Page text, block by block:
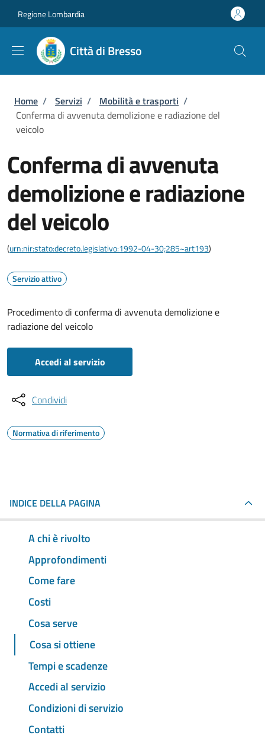
Regione Lombardia
Città di Bresso
Briciole di pane
Home / Servizi / Mobilità e trasporti /
Conferma di avvenuta demolizione e radiazione del
veicolo
Conferma di avvenuta
demolizione e radiazione
del veicolo
(urn:nir:stato:decreto.legislativo:1992-04-30;285~art193)
Servizio attivo
Procedimento di conferma di avvenuta demolizione e
radiazione del veicolo
Accedi al servizio
Condividi
Normativa di riferimento
INDICE DELLA PAGINA
A chi è rivolto
Approfondimenti
Come fare
Costi
Cosa serve
Cosa si ottiene
Tempi e scadenze
Accedi al servizio
Condizioni di servizio
Contatti